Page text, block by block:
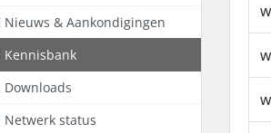
Nieuws & Aankondigingen
Kennisbank
Downloads
Netwerk status